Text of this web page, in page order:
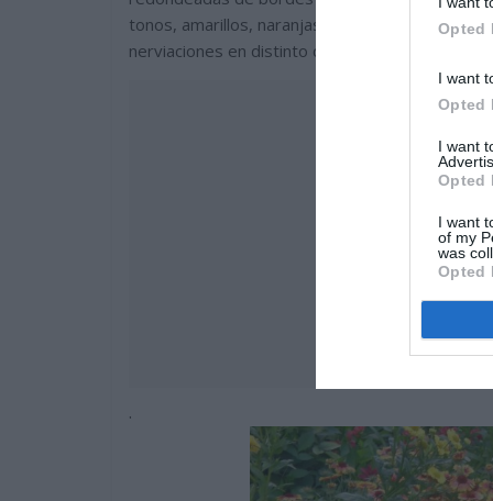
Opted
I want
Opted
I want
Opted
I want
of my
was
Opted
tonos, amarillos, naranjas, plateados, rojos y
nerviaciones en distinto color, el envés de las
.